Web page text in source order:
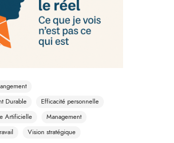
Durable
Efficacité personnelle
Artificielle
Management
Vision stratégique